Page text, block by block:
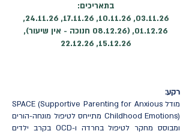
בתאריכים:
03.11.26, 10.11.26, 17.11.26, 24.11.26,
01.12.26, (08.12.26 חנוכה - אין שיעור),
15.12.26, 22.12.26
רקע:
מודל SPACE (Supportive Parenting for Anxious
Childhood Emotions) מתייחס לטיפול מונחה-הורים
ומבוסס מחקר לטיפול בחרדה ו-OCD בקרב ילדים